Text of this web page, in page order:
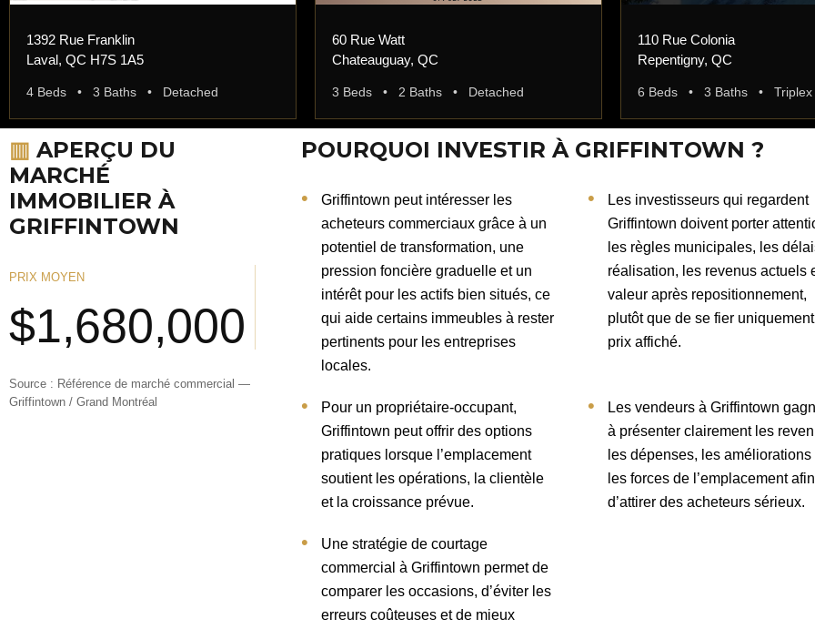
1392 Rue Franklin
Laval, QC H7S 1A5
4 Beds • 3 Baths • Detached
60 Rue Watt
Chateauguay, QC
3 Beds • 2 Baths • Detached
110 Rue Colonia
Repentigny, QC
6 Beds • 3 Baths • Triplex
▥ APERÇU DU
MARCHÉ
IMMOBILIER À
GRIFFINTOWN
PRIX MOYEN
$1,680,000
Source : Référence de marché commercial —
Griffintown / Grand Montréal
POURQUOI INVESTIR À GRIFFINTOWN ?
Griffintown peut intéresser les
acheteurs commerciaux grâce à un
potentiel de transformation, une
pression foncière graduelle et un
intérêt pour les actifs bien situés, ce
qui aide certains immeubles à rester
pertinents pour les entreprises
locales.
Les investisseurs qui regardent
Griffintown doivent porter
les règles municipales, les
réalisation, les revenus actuels
valeur après repositionnement,
plutôt que de se fier
prix affiché.
Pour un propriétaire-occupant,
Griffintown peut offrir des options
pratiques lorsque l’emplacement
soutient les opérations, la clientèle
et la croissance prévue.
Les vendeurs à Griffintown
à présenter clairement les
les dépenses, les améliorations
les forces de l’emplacement afin
d’attirer des acheteurs sérieux.
Une stratégie de courtage
commercial à Griffintown permet de
comparer les occasions, d’éviter les
erreurs coûteuses et de mieux